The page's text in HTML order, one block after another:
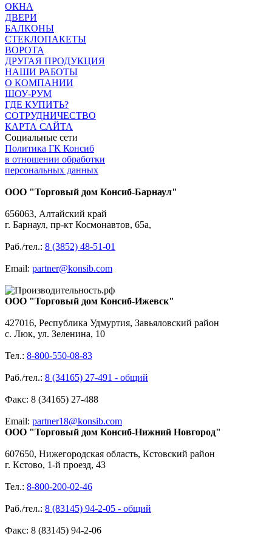
ОКНА
ДВЕРИ
БАЛКОНЫ
СТЕКЛОПАКЕТЫ
ВОРОТА
ДРУГАЯ ПРОДУКЦИЯ
НАШИ РАБОТЫ
О КОМПАНИИ
ШОУ-РУМ
ГДЕ КУПИТЬ?
СОТРУДНИЧЕСТВО
КАРТА САЙТА
Социальные сети
Политика ГК Консиб
в отношении обработки
персональных данных
ООО "Торговый дом Консиб-Барнаул"
656063, Алтайский край
г. Барнаул, пр-кт Космонавтов, 65а,
Раб./тел.: 8 (3852) 48-51-01
Email: partner@konsib.com
ООО "Торговый дом Консиб-Ижевск"
427016, Республика Удмуртия, Завьяловский район
с. Люк, ул. Зеленина, 10
Тел.: 8-800-550-08-83
Раб./тел.: 8 (34165) 27-491 - общий
Факс: 8 (34165) 27-488
Email: partner18@konsib.com
ООО "Торговый дом Консиб-Нижний Новгород"
607650, Нижегородская область, Кстовский район
г. Кстово, 1-й проезд, 43
Тел.: 8-800-200-02-46
Раб./тел.: 8 (83145) 94-2-05 - общий
Факс: 8 (83145) 94-2-06